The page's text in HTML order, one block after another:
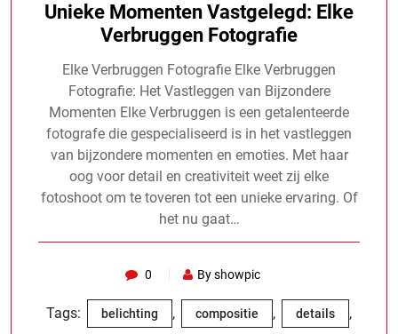
Unieke Momenten Vastgelegd: Elke
Verbruggen Fotografie
Elke Verbruggen Fotografie Elke Verbruggen
Fotografie: Het Vastleggen van Bijzondere
Momenten Elke Verbruggen is een getalenteerde
fotografe die gespecialiseerd is in het vastleggen
van bijzondere momenten en emoties. Met haar
oog voor detail en creativiteit weet zij elke
fotoshoot om te toveren tot een unieke ervaring. Of
het nu gaat…
0 By showpic
Tags: belichting , compositie , details ,